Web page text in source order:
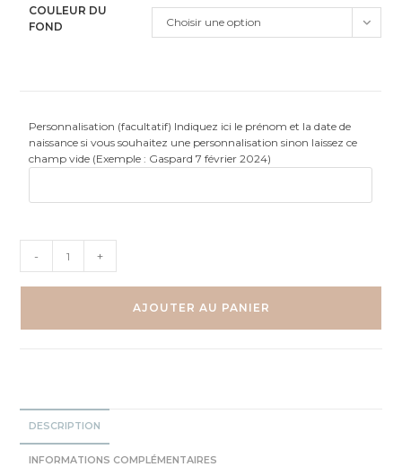
COULEUR DU
FOND
Choisir une option
Personnalisation (facultatif) Indiquez ici le prénom et la date de
naissance si vous souhaitez une personnalisation sinon laissez ce
champ vide (Exemple : Gaspard 7 février 2024)
Cirque
- +
AJOUTER AU PANIER
DESCRIPTION
INFORMATIONS COMPLÉMENTAIRES